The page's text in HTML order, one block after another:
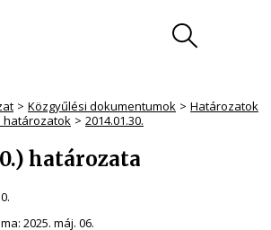
Közgyűlési dokumentumok
Határozatok
határozatok
2014.01.30.
határozata
2025. máj. 06.